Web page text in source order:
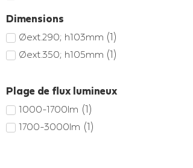
Dimensions
Øext.290; h103mm (1)
Øext.350; h105mm (1)
Plage de flux lumineux
1000-1700lm (1)
1700-3000lm (1)